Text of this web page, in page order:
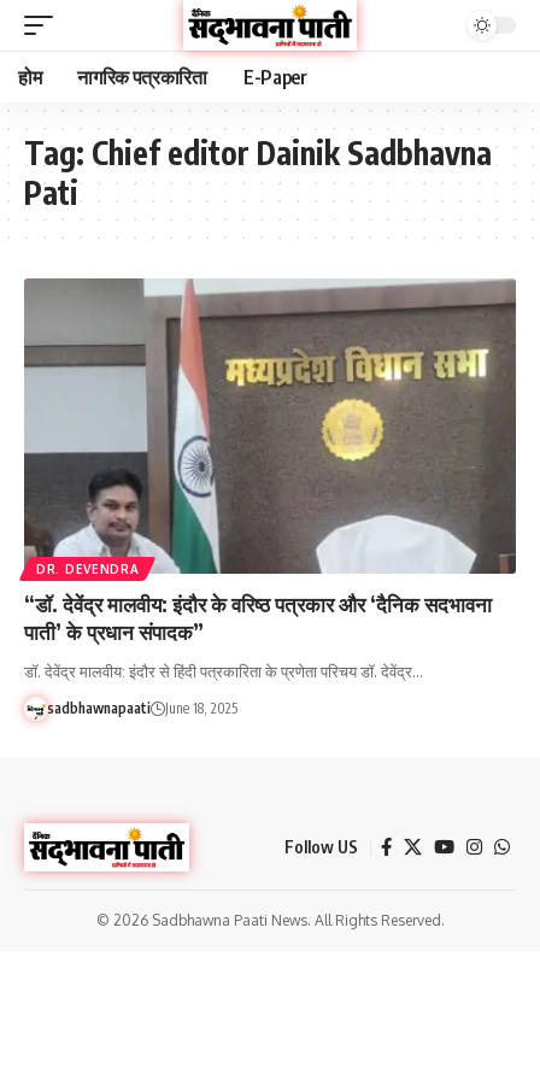
होम नागरिक पत्रकारिता E-Paper
Tag: Chief editor Dainik Sadbhavna
Pati
DR. DEVENDRA
“डॉ. देवेंद्र मालवीय: इंदौर के वरिष्ठ पत्रकार और ‘दैनिक सदभावना
पाती’ के प्रधान संपादक”
डॉ. देवेंद्र मालवीय: इंदौर से हिंदी पत्रकारिता के प्रणेता परिचय डॉ. देवेंद्र…
sadbhawnapaati June 18, 2025
Follow US
© 2026 Sadbhawna Paati News. All Rights Reserved.